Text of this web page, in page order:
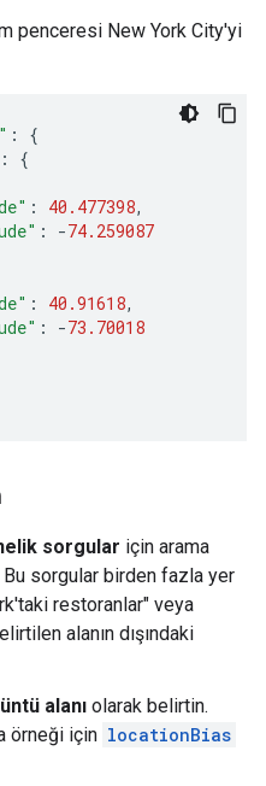
penceresi New York City'yi
:
{
:
{
: 40.477398,
: -74.259087
: 40.91618,
: -73.70018
sorgular için arama
Bu sorgular birden fazla yer
restoranlar" veya
alanın dışındaki
alanı olarak belirtin.
örneği için locationBias